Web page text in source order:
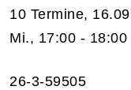
10 Termine,
Mi., 17:00 - 18:00
26-3-59505